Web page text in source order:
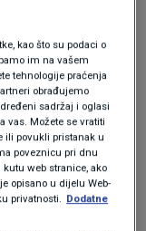
razine veće od
obolijevanje
na
kao što su podaci o
im na vašem
tehnologije praćenja
obrađujemo
sadržaj i oglasi
vas. Možete se vratiti
ili povukli pristanak u
poveznicu pri dnu
web stranice, ako
opisano u dijelu Web-
privatnosti. Dodatne